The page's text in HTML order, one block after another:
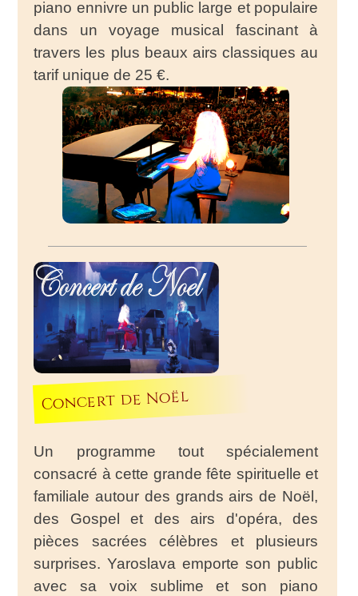
piano ennivre un public large et populaire
dans un voyage musical fascinant à
travers les plus beaux airs classiques au
tarif unique de 25 €.
Concert de Noël
Un programme tout spécialement
consacré à cette grande fête spirituelle et
familiale autour des grands airs de Noël,
des Gospel et des airs d'opéra, des
pièces sacrées célèbres et plusieurs
surprises. Yaroslava emporte son public
avec sa voix sublime et son piano